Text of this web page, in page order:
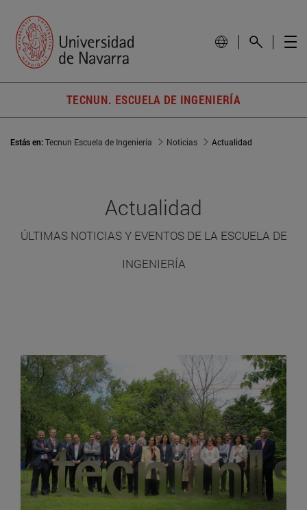
TECNUN. ESCUELA DE INGENIERÍA
Estás en:Tecnun Escuela de Ingeniería Noticias Actualidad
Actualidad
ÚLTIMAS NOTICIAS Y EVENTOS DE LA ESCUELA DE
INGENIERÍA